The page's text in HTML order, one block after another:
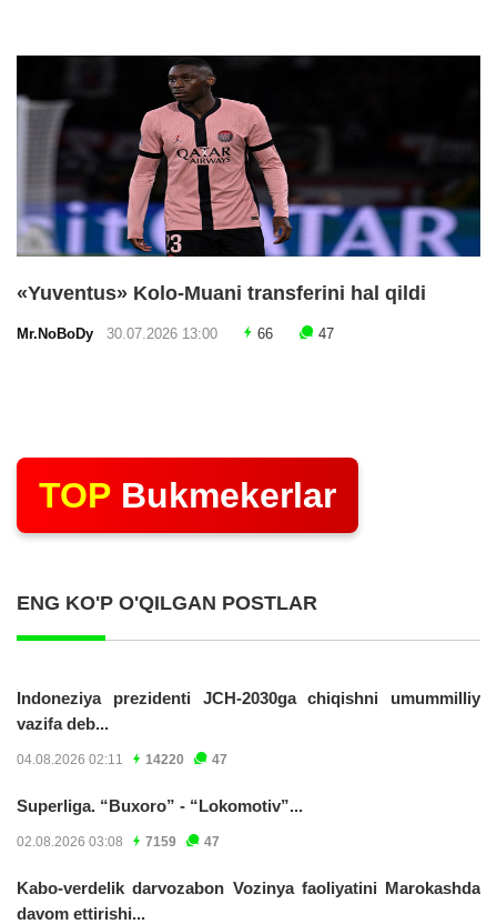
«Yuventus» Kolo-Muani transferini hal qildi
Mr.NoBoDy 30.07.2026 13:00 66 47
TOP Bukmekerlar
ENG KO'P O'QILGAN POSTLAR
Indoneziya prezidenti JCH-2030ga chiqishni umummilliy
vazifa deb...
04.08.2026 02:11 14220 47
Superliga. “Buxoro” - “Lokomotiv”...
02.08.2026 03:08 7159 47
Kabo-verdelik darvozabon Vozinya faoliyatini Marokashda
davom ettirishi...